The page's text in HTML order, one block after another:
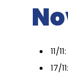
11/
17/